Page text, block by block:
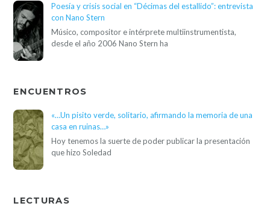
Poesía y crisis social en “Décimas del estallido”: entrevista
con Nano Stern
Músico, compositor e intérprete multiinstrumentista,
desde el año 2006 Nano Stern ha
ENCUENTROS
«…Un pisito verde, solitario, afirmando la memoria de una
casa en ruinas…»
Hoy tenemos la suerte de poder publicar la presentación
que hizo Soledad
LECTURAS